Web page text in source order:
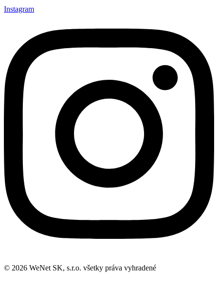
Instagram
© 2026 WeNet SK, s.r.o. všetky práva vyhradené